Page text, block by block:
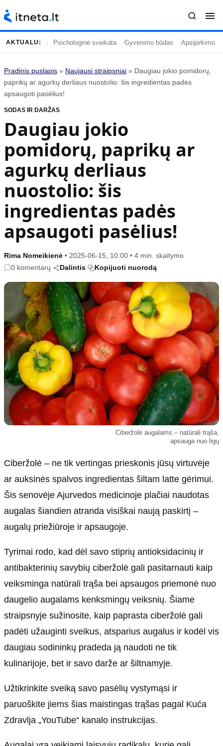
Turinys
Naujausi straipsniai
Gyvenimas
Įdomybės
Mada
Mokslas
Namai ir interjeras
Temos
Technologijos
Gyvenimo būdas
Vasaros mada
Tėvai ir vaikai
Populiaru
Kultūra
Sodas ir daržas
Sveikata ir grožis
Karjera
Psichologinė sveikata
Tvari mada
Informacija
Etikos politika
Naudojimo sąlygos
Privatumo politika
Reklamos politika
Slapukų politika
Redakcija
Apie mus
Autoriai
Kontaktai
Redakcinė politika
Dirbtinis intelektas
AKTUALU: Psichologinė sveikata Gyvenimo būdas Apsipirkimo
Pradinis puslapis » Naujausi straipsniai » Daugiau jokio pomidorų,
paprikų ar agurkų derliaus nuostolio: šis ingredientas padės
apsaugoti pasėlius!
SODAS IR DARŽAS
Daugiau jokio
pomidorų, paprikų ar
agurkų derliaus
nuostolio: šis
ingredientas padės
apsaugoti pasėlius!
Rima Nomeikienė • 2025-06-15, 10:00 • 4 min. skaitymo
0 komentarų
Dalintis Kopijuoti nuorodą
Ciberžolė augalams – natūrali trąša,
apsauga nuo ligų
Ciberžolė – ne tik vertingas prieskonis jūsų virtuvėje
ar auksinės spalvos ingredientas šiltam latte gėrimui.
Šis senovėje Ajurvedos medicinoje plačiai naudotas
augalas šiandien atranda visiškai naują paskirtį –
augalų priežiūroje ir apsaugoje.
Tyrimai rodo, kad dėl savo stiprių antioksidacinių ir
antibakterinių savybių ciberžolė gali pasitarnauti kaip
veiksminga natūrali trąša bei apsaugos priemonė nuo
daugelio augalams kenksmingų veiksnių. Šiame
straipsnyje sužinosite, kaip paprasta ciberžolė gali
padėti užauginti sveikus, atsparius augalus ir kodėl vis
daugiau sodininkų pradeda ją naudoti ne tik
kulinarijoje, bet ir savo darže ar šiltnamyje.
Užtikrinkite sveiką savo pasėlių vystymąsi ir
paruoškite jiems šias maistingas trąšas pagal Kuća
Zdravlja „YouTube“ kanalo instrukcijas.